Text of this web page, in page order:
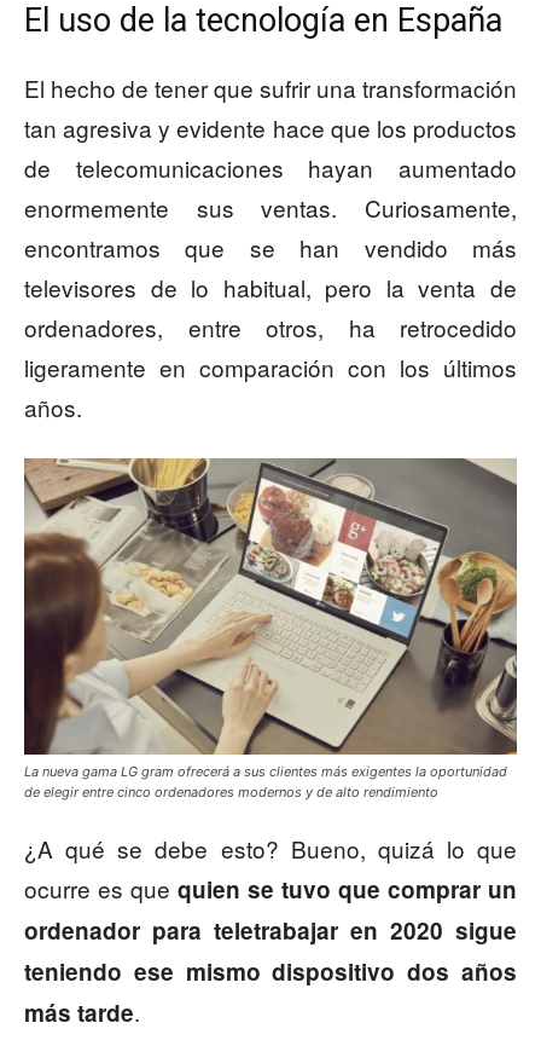
El uso de la tecnología en España
El hecho de tener que sufrir una transformación
tan agresiva y evidente hace que los productos
de telecomunicaciones hayan aumentado
enormemente sus ventas. Curiosamente,
encontramos que se han vendido más
televisores de lo habitual, pero la venta de
ordenadores, entre otros, ha retrocedido
ligeramente en comparación con los últimos
años.
La nueva gama LG gram ofrecerá a sus clientes más exigentes la oportunidad
de elegir entre cinco ordenadores modernos y de alto rendimiento
¿A qué se debe esto? Bueno, quizá lo que
ocurre es que quien se tuvo que comprar un
ordenador para teletrabajar en 2020 sigue
teniendo ese mismo dispositivo dos años
más tarde.